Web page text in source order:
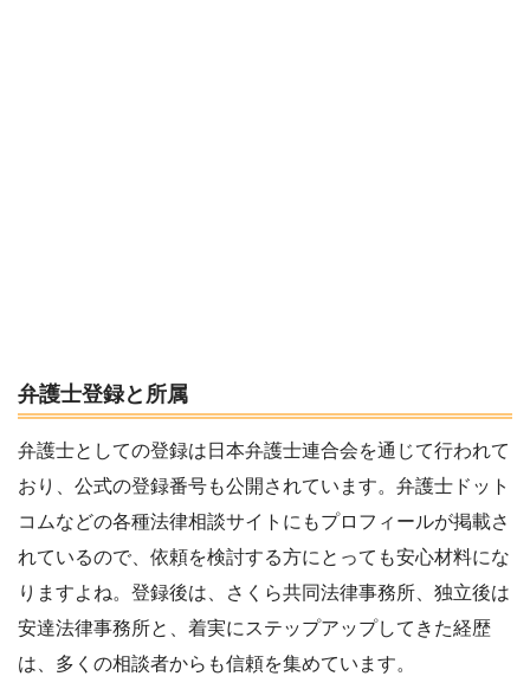
弁護士登録と所属
弁護士としての登録は日本弁護士連合会を通じて行われて
おり、公式の登録番号も公開されています。弁護士ドット
コムなどの各種法律相談サイトにもプロフィールが掲載さ
れているので、依頼を検討する方にとっても安心材料にな
りますよね。登録後は、さくら共同法律事務所、独立後は
安達法律事務所と、着実にステップアップしてきた経歴
は、多くの相談者からも信頼を集めています。